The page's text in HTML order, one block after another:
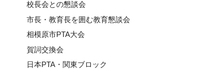
校長会との懇談会
市長・教育長を囲む教育懇談会
相模原市PTA大会
賀詞交換会
日本PTA・関東ブロック